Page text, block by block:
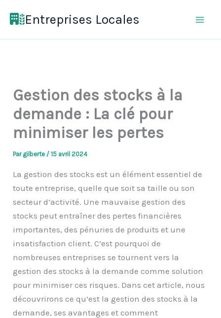
Entreprises Locales
Gestion des stocks à la
demande : La clé pour
minimiser les pertes
Par gilberte /15 avril 2024
La gestion des stocks est un élément essentiel de
toute entreprise, quelle que soit sa taille ou son
secteur d’activité. Une mauvaise gestion des
stocks peut entraîner des pertes financières
importantes, des pénuries de produits et une
insatisfaction client. C’est pourquoi de
nombreuses entreprises se tournent vers la
gestion des stocks à la demande comme solution
pour minimiser ces risques. Dans cet article, nous
découvrirons ce qu’est la gestion des stocks à la
demande, ses avantages et comment